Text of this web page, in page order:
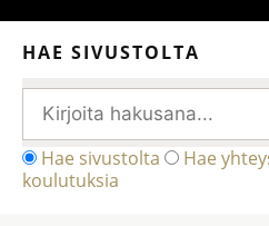
HAE SIVUSTOLTA
Hae sivustolta Hae
koulutuksia